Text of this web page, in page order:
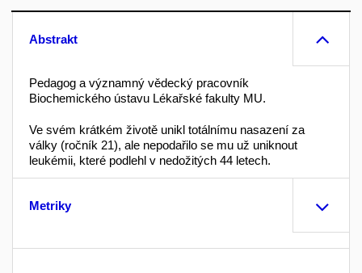
Abstrakt
Pedagog a významný vědecký pracovník
Biochemického ústavu Lékařské fakulty MU.
Ve svém krátkém životě unikl totálnímu nasazení za
války (ročník 21), ale nepodařilo se mu už uniknout
leukémii, které podlehl v nedožitých 44 letech.
Metriky